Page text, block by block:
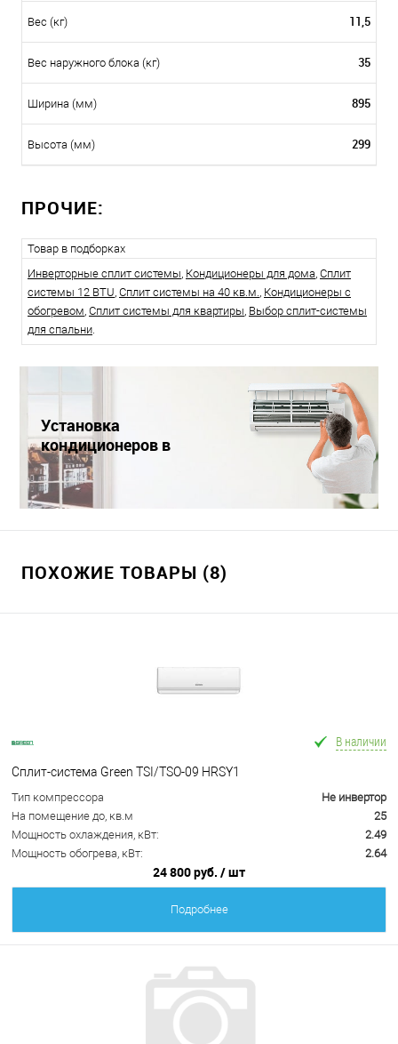
Вес (кг) 11,5
Вес наружного блока (кг) 35
Ширина (мм) 895
Высота (мм) 299
ПРОЧИЕ:
Товар в подборках
Инверторные сплит системы, Кондиционеры для дома, Сплит
системы 12 BTU, Сплит системы на 40 кв.м., Кондиционеры с
обогревом, Сплит системы для квартиры, Выбор сплит-системы
для спальни.
Установка
кондиционеров в
Краснодаре
ПОХОЖИЕ ТОВАРЫ (8)
В наличии
Сплит-система Green TSI/TSO-09 HRSY1
Тип компрессора
Не инвертор
На помещение до, кв.м
25
Мощность охлаждения, кВт:
2.49
Мощность обогрева, кВт:
2.64
24 800 руб. / шт
Подробнее